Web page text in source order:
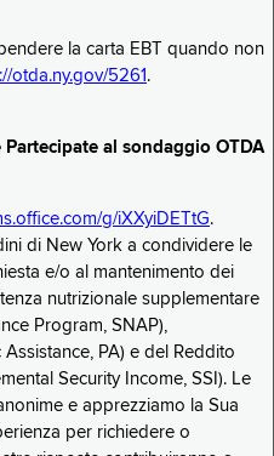
la carta EBT quando non
otda.ny.gov/5261 .
al sondaggio OTDA
g/iXXyiDETtG.
di New York a condividere le
e/o al mantenimento dei
nutrizionale supplementare
Program, SNAP),
PA) e del Reddito
Security Income, SSI). Le
e apprezziamo la Sua
per richiedere o